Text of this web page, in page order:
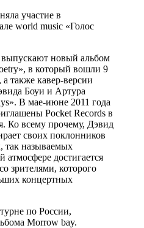
участие в
world music «Голос
новый альбом
в который вошли 9
также кавер-версии
Боуи и Артура
В мае-июне 2011 года
Pocket Records в
Ко всему прочему, Дэвид
своих поклонников
так называемых
атмосфере достигается
зрителями, которого
концертных
по России,
Morrow bay.